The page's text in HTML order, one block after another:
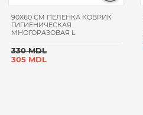
90Х60 CM ПЕЛЕНКА КОВРИК
ГИГИЕНИЧЕСКАЯ
МНОГОРАЗОВАЯ L
330 MDL
305 MDL